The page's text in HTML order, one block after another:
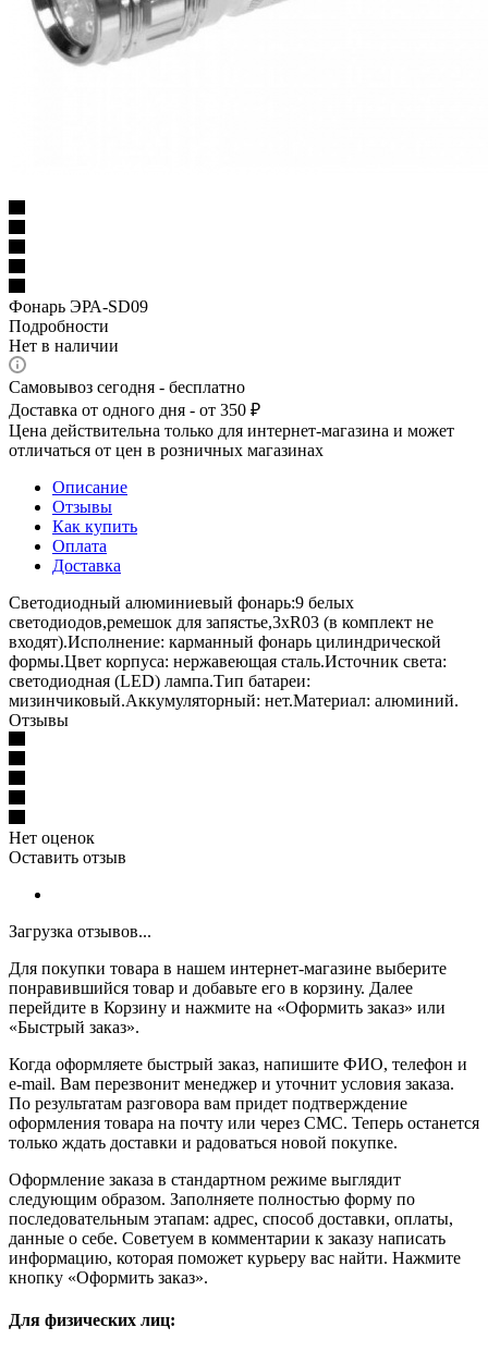
Фонарь ЭРА-SD09
Подробности
Нет в наличии
Самовывоз сегодня - бесплатно
Доставка от одного дня - от 350 ₽
Цена действительна только для интернет-магазина и может
отличаться от цен в розничных магазинах
Описание
Отзывы
Как купить
Оплата
Доставка
Светодиодный алюминиевый фонарь:9 белых
светодиодов,ремешок для запястье,3xR03 (в комплект не
входят).Исполнение: карманный фонарь цилиндрической
формы.Цвет корпуса: нержавеющая сталь.Источник света:
светодиодная (LED) лампа.Тип батареи:
мизинчиковый.Аккумуляторный: нет.Материал: алюминий.
Отзывы
Нет оценок
Оставить отзыв
Загрузка отзывов...
Для покупки товара в нашем интернет-магазине выберите
понравившийся товар и добавьте его в корзину. Далее
перейдите в Корзину и нажмите на «Оформить заказ» или
«Быстрый заказ».
Когда оформляете быстрый заказ, напишите ФИО, телефон и
e-mail. Вам перезвонит менеджер и уточнит условия заказа.
По результатам разговора вам придет подтверждение
оформления товара на почту или через СМС. Теперь останется
только ждать доставки и радоваться новой покупке.
Оформление заказа в стандартном режиме выглядит
следующим образом. Заполняете полностью форму по
последовательным этапам: адрес, способ доставки, оплаты,
данные о себе. Советуем в комментарии к заказу написать
информацию, которая поможет курьеру вас найти. Нажмите
кнопку «Оформить заказ».
Для физических лиц: